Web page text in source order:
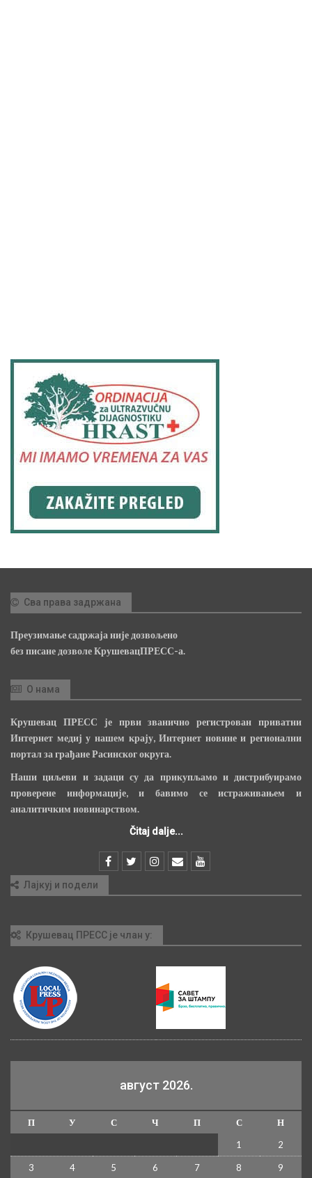
Сва права задржана
Преузимање садржаја није дозвољено
без писане дозволе КрушевацПРЕСС-а.
О нама
Крушевац ПРЕСС је први званично регистрован приватни
Интернет медиј у нашем крају, Интернет новине и регионални
портал за грађане Расинског округа.
Наши циљеви и задаци су да прикупљамо и дистрибуирамо
проверене информације, и бавимо се истраживањем и
аналитичким новинарством.
Čitaj dalje...
Лајкуј и подели
Крушевац ПРЕСС је члан у:
август 2026.
П У С Ч П С
Н
1
2
3 4 5 6 7 8 9